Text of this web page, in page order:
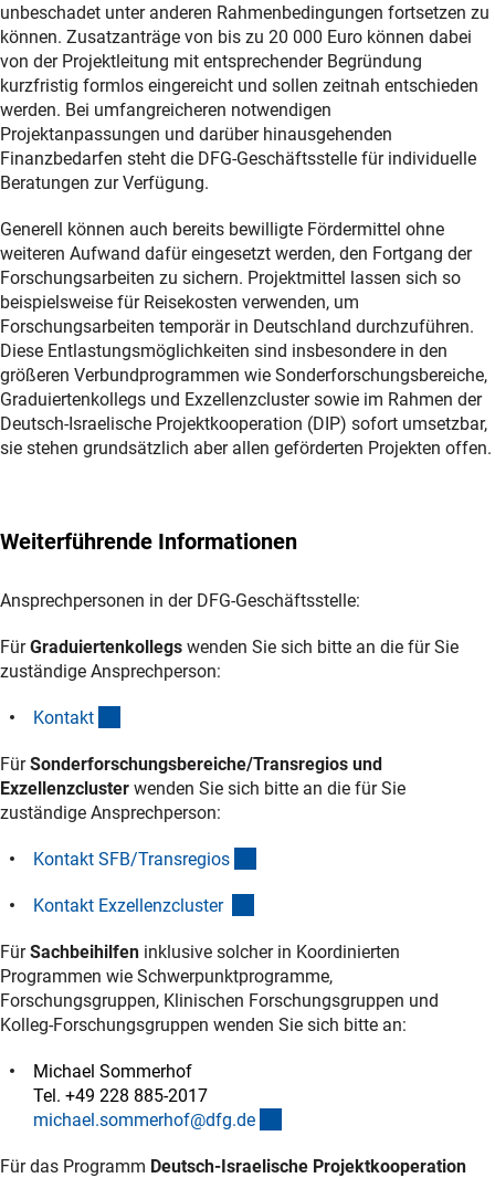
unbeschadet unter anderen Rahmenbedingungen fortsetzen zu
können. Zusatzanträge von bis zu 20 000 Euro können dabei
von der Projektleitung mit entsprechender Begründung
kurzfristig formlos eingereicht und sollen zeitnah entschieden
werden. Bei umfangreicheren notwendigen
Projektanpassungen und darüber hinausgehenden
Finanzbedarfen steht die DFG-Geschäftsstelle für individuelle
Beratungen zur Verfügung.
Generell können auch bereits bewilligte Fördermittel ohne
weiteren Aufwand dafür eingesetzt werden, den Fortgang der
Forschungsarbeiten zu sichern. Projektmittel lassen sich so
beispielsweise für Reisekosten verwenden, um
Forschungsarbeiten temporär in Deutschland durchzuführen.
Diese Entlastungsmöglichkeiten sind insbesondere in den
größeren Verbundprogrammen wie Sonderforschungsbereiche,
Graduiertenkollegs und Exzellenzcluster sowie im Rahmen der
Deutsch-Israelische Projektkooperation (DIP) sofort umsetzbar,
sie stehen grundsätzlich aber allen geförderten Projekten offen.
Weiterführende Informationen
Ansprechpersonen in der DFG-Geschäftsstelle:
FürGraduiertenkollegs wenden Sie sich bitte an die für Sie
zuständige Ansprechperson:
Kontakt
FürSonderforschungsbereiche/Transregios und
Exzellenzcluster wenden Sie sich bitte an die für Sie
zuständige Ansprechperson:
Kontakt SFB/Transregios
Kontakt Exzellenzcluster
FürSachbeihilfen inklusive solcher in Koordinierten
Programmen wie Schwerpunktprogramme,
Forschungsgruppen, Klinischen Forschungsgruppen und
Kolleg-Forschungsgruppen wenden Sie sich bitte an:
Michael Sommerhof
Tel. +49 228 885-2017
michael.sommerhof@dfg.de
Für das Programm Deutsch-Israelische Projektkooperation